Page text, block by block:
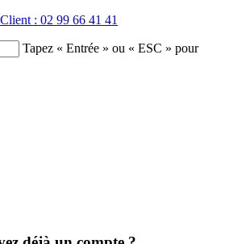
: 02 99 66 41 41
Tapez « Entrée » ou « ESC » pour